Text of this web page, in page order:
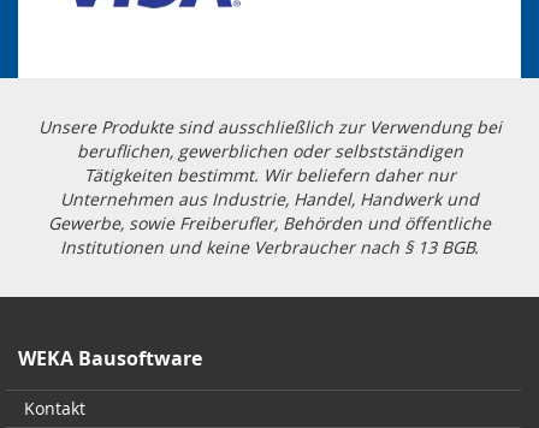
Unsere Produkte sind ausschließlich zur Verwendung bei
beruflichen, gewerblichen oder selbstständigen
Tätigkeiten bestimmt. Wir beliefern daher nur
Unternehmen aus Industrie, Handel, Handwerk und
Gewerbe, sowie Freiberufler, Behörden und öffentliche
Institutionen und keine Verbraucher nach § 13 BGB.
WEKA Bausoftware
Kontakt